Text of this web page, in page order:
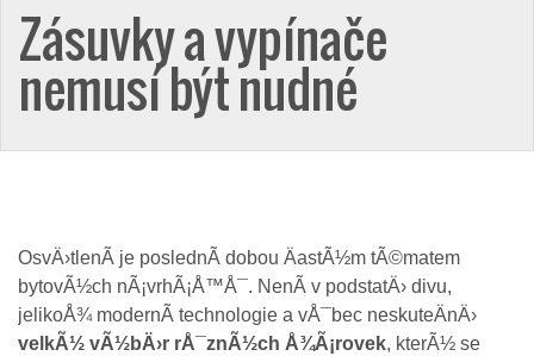
Zásuvky a vypínače
nemusí být nudné
OsvÄ›tlenÃ­ je poslednÃ­ dobou ÄastÃ½m tÃ©matem
bytovÃ½ch nÃ¡vrhÃ¡Å™Å¯. NenÃ­ v podstatÄ› divu,
jelikoÅ¾ modernÃ­ technologie a vÅ¯bec neskuteÄnÄ›
velkÃ½ vÃ½bÄ›r rÅ¯znÃ½ch Å¾Ã¡rovek, kterÃ½ se